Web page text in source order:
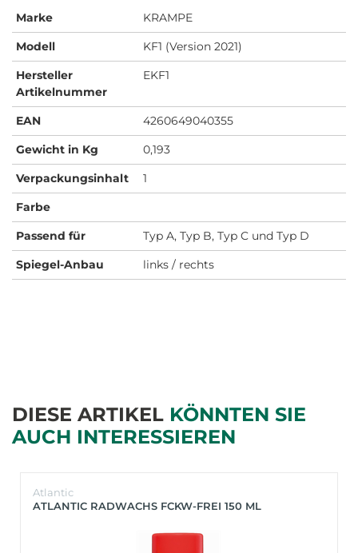
Marke
KRAMPE
Modell
KF1 (Version 2021)
Hersteller
Artikelnummer
EKF1
EAN
4260649040355
Gewicht in Kg
0,193
Verpackungsinhalt
1
Farbe
Passend für
Typ A, Typ B, Typ C und Typ D
Spiegel-Anbau
links / rechts
DIESE ARTIKEL KÖNNTEN SIE
AUCH INTERESSIEREN
Atlantic
ATLANTIC RADWACHS FCKW-FREI 150 ML